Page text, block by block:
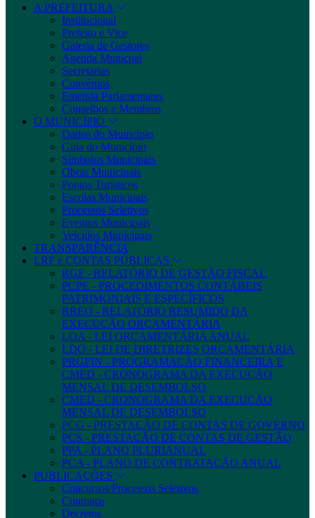
A PREFEITURA
Institucional
Prefeito e Vice
Galeria de Gestores
Agenda Municpal
Secretarias
Convênios
Emenda Parlamentares
Conselhos e Membros
O MUNICÍPIO
Dados do Município
Guia do Município
Símbolos Municipais
Obras Municipais
Pontos Turísticos
Escolas Municipais
Processos Seletivos
Eventos Municipais
Veículos Municipais
TRANSPARÊNCIA
LRF e CONTAS PÚBLICAS
RGF - RELATÓRIO DE GESTÃO FISCAL
PCPE - PROCEDIMENTOS CONTÁBEIS
PATRIMONIAIS E ESPECÍFICOS
RREO - RELATÓRIO RESUMIDO DA
EXECUÇÃO ORÇAMENTÁRIA
LOA - LEI ORÇAMENTÁRIA ANUAL
LDO - LEI DE DIRETRIZES ORÇAMENTÁRIA
PRGFIN - PROGRAMAÇÃO FINANCEIRA E
CMED - CRONOGRAMA DA EXECUÇÃO
MENSAL DE DESEMBOLSO
CMED - CRONOGRAMA DA EXECUÇÃO
MENSAL DE DESEMBOLSO
PCG - PRESTAÇÃO DE CONTAS DE GOVERNO
PCS - PRESTAÇÃO DE CONTAS DE GESTÃO
PPA - PLANO PLURIANUAL
PCA - PLANO DE CONTRATAÇÃO ANUAL
PUBLICAÇÕES
Concursos/Processos Seletivos
Contratos
Decretos